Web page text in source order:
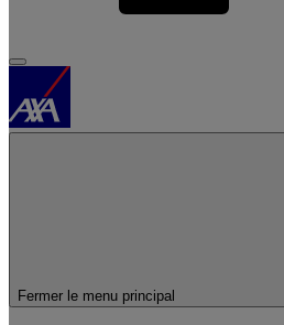
Fermer le menu principal